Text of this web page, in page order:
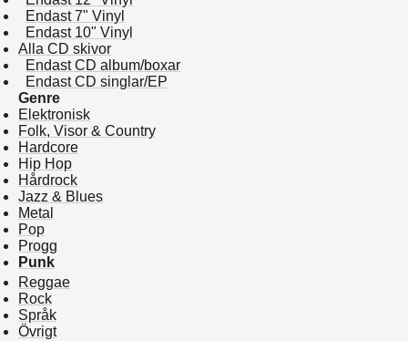
Endast 7" Vinyl
Endast 10" Vinyl
Alla CD skivor
Endast CD album/boxar
Endast CD singlar/EP
Genre
Elektronisk
Folk, Visor & Country
Hardcore
Hip Hop
Hårdrock
Jazz & Blues
Metal
Pop
Progg
Punk
Reggae
Rock
Språk
Övrigt